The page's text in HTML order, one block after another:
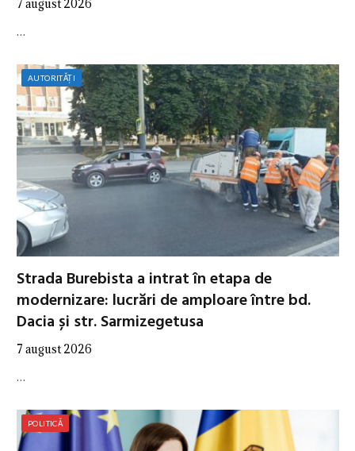
7 august 2026
…
AUTORITĂȚI
Strada Burebista a intrat în etapa de
modernizare: lucrări de amploare între bd.
Dacia și str. Sarmizegetusa
7 august 2026
…
POLITICĂ